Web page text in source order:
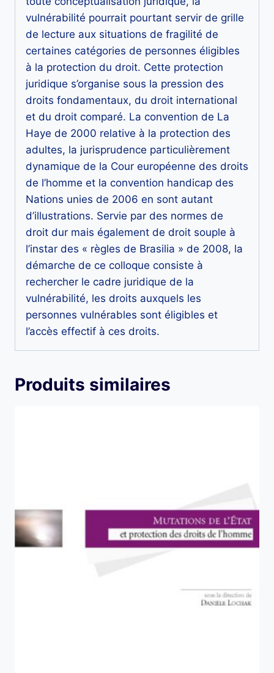
vulnérabilité pourrait pourtant servir de grille
de lecture aux situations de fragilité de
certaines catégories de personnes éligibles
à la protection du droit. Cette protection
juridique s’organise sous la pression des
droits fondamentaux, du droit international
et du droit comparé. La convention de La
Haye de 2000 relative à la protection des
adultes, la jurisprudence particulièrement
dynamique de la Cour européenne des droits
de l’homme et la convention handicap des
Nations unies de 2006 en sont autant
d’illustrations. Servie par des normes de
droit dur mais également de droit souple à
l’instar des « règles de Brasilia » de 2008, la
démarche de ce colloque consiste à
rechercher le cadre juridique de la
vulnérabilité, les droits auxquels les
personnes vulnérables sont éligibles et
l’accès effectif à ces droits.
Produits similaires